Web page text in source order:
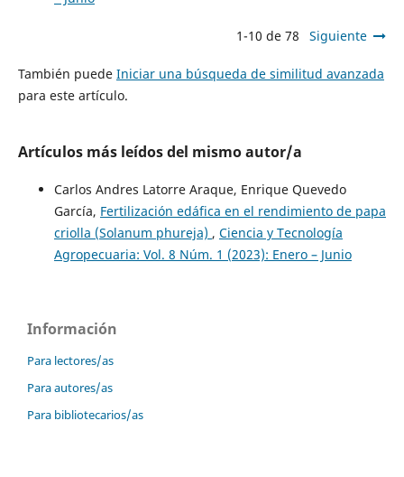
1-10 de 78 Siguiente
También puede Iniciar una búsqueda de similitud avanzada
para este artículo.
Artículos más leídos del mismo autor/a
Carlos Andres Latorre Araque, Enrique Quevedo
García, Fertilización edáfica en el rendimiento de papa
criolla (Solanum phureja) , Ciencia y Tecnología
Agropecuaria: Vol. 8 Núm. 1 (2023): Enero – Junio
Información
Para lectores/as
Para autores/as
Para bibliotecarios/as